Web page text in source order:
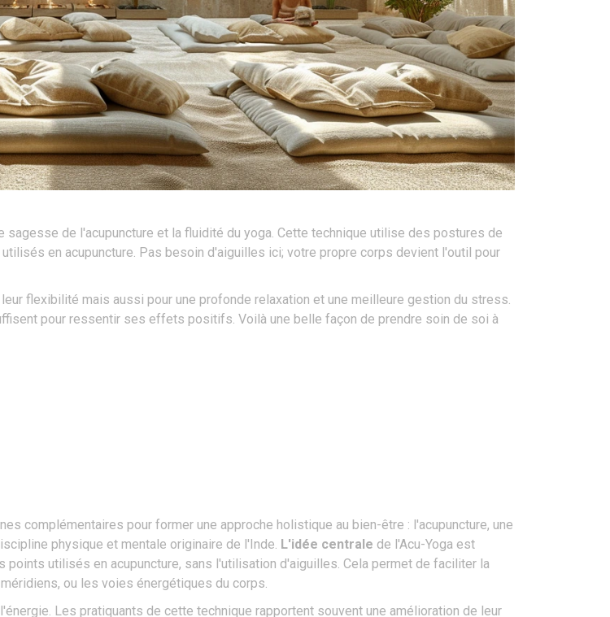
sagesse de l'acupuncture et la fluidité du yoga. Cette technique utilise des postures de
en acupuncture. Pas besoin d'aiguilles ici; votre propre corps devient l'outil pour
flexibilité mais aussi pour une profonde relaxation et une meilleure gestion du stress.
pour ressentir ses effets positifs. Voilà une belle façon de prendre soin de soi à
complémentaires pour former une approche holistique au bien-être : l'acupuncture, une
physique et mentale originaire de l'Inde. L'idée centrale de l'Acu-Yoga est
utilisés en acupuncture, sans l'utilisation d'aiguilles. Cela permet de faciliter la
ou les voies énergétiques du corps.
Les pratiquants de cette technique rapportent souvent une amélioration de leur